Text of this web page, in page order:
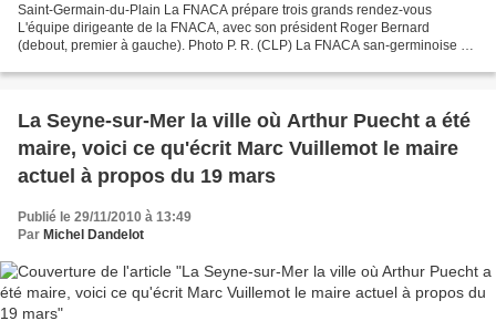
Saint-Germain-du-Plain La FNACA prépare trois grands rendez-vous
L'équipe dirigeante de la FNACA, avec son président Roger Bernard
(debout, premier à gauche). Photo P. R. (CLP) La FNACA san-germinoise est
La Seyne-sur-Mer la ville où Arthur Puecht a été
maire, voici ce qu'écrit Marc Vuillemot le maire
actuel à propos du 19 mars
Publié le 29/11/2010 à 13:49
Par Michel Dandelot